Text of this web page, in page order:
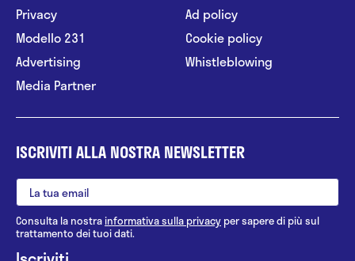
Privacy
Modello 231
Advertising
Media Partner
Ad policy
Cookie policy
Whistleblowing
ISCRIVITI ALLA NOSTRA NEWSLETTER
Consulta la nostrainformativa sulla privacy per sapere di più sul
trattamento dei tuoi dati.